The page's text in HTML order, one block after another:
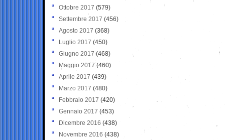
Ottobre 2017 (579)
Settembre 2017 (456)
Agosto 2017 (368)
Luglio 2017 (450)
Giugno 2017 (468)
Maggio 2017 (460)
Aprile 2017 (439)
Marzo 2017 (480)
Febbraio 2017 (420)
Gennaio 2017 (453)
Dicembre 2016 (438)
Novembre 2016 (438)